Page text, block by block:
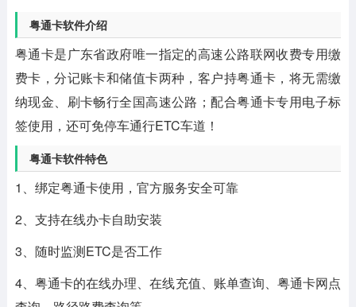
粤通卡软件介绍
粤通卡是广东省政府唯一指定的高速公路联网收费专用缴
费卡，分记账卡和储值卡两种，客户持粤通卡，将无需缴
纳现金、刷卡畅行全国高速公路；配合粤通卡专用电子标
签使用，还可免停车通行ETC车道！
粤通卡软件特色
1、绑定粤通卡使用，官方服务安全可靠
2、支持在线办卡自助安装
3、随时监测ETC是否工作
4、粤通卡的在线办理、在线充值、账单查询、粤通卡网点